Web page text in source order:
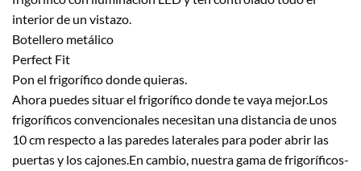
interior de un vistazo.
Botellero metálico
Perfect Fit
Pon el frigorífico donde quieras.
Ahora puedes situar el frigorífico donde te vaya mejor.Los
frigoríficos convencionales necesitan una distancia de unos
10 cm respecto a las paredes laterales para poder abrir las
puertas y los cajones.En cambio, nuestra gama de frigoríficos-